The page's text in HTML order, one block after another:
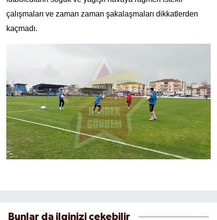
çalışmaları ve zaman zaman şakalaşmaları dikkatlerden
kaçmadı.
Bunlar da ilginizi çekebilir